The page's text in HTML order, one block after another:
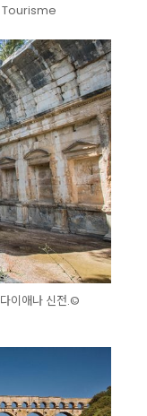
Tourisme
이애나 신전.©